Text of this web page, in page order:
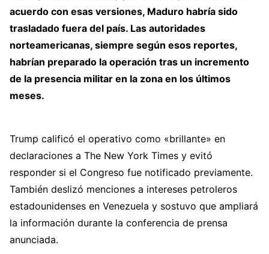
acuerdo con esas versiones, Maduro habría sido
trasladado fuera del país. Las autoridades
norteamericanas, siempre según esos reportes,
habrían preparado la operación tras un incremento
de la presencia militar en la zona en los últimos
meses.
Trump calificó el operativo como «brillante» en
declaraciones a The New York Times y evitó
responder si el Congreso fue notificado previamente.
También deslizó menciones a intereses petroleros
estadounidenses en Venezuela y sostuvo que ampliará
la información durante la conferencia de prensa
anunciada.